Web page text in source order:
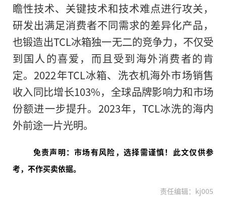
瞻性技术、关键技术和技术难点进行攻关，
研发出满足消费者不同需求的差异化产品，
也锻造出TCL冰箱独一无二的竞争力，不仅受
到国人的喜爱，而且受到海外消费者的肯
定。2022年TCL冰箱、洗衣机海外市场销售
收入同比增长103%，全球品牌影响力和市场
份额进一步提升。2023年，TCL冰洗的海内
外前途一片光明。
免责声明：市场有风险，选择需谨慎！此文仅供参
考，不作买卖依据。
责任编辑：kj005